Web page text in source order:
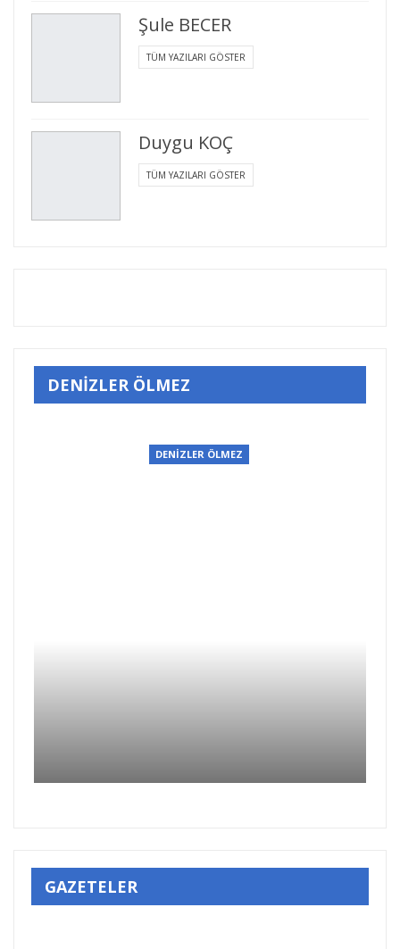
Şule BECER
TÜM YAZILARI GÖSTER
Duygu KOÇ
TÜM YAZILARI GÖSTER
DENİZLER ÖLMEZ
DENİZLER ÖLMEZ
GAZETELER